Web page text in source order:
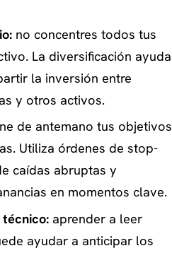
no concentres todos tus
La diversificación ayuda
la inversión entre
y otros activos.
de antemano tus objetivos
Utiliza órdenes de stop-
caídas abruptas y
en momentos clave.
aprender a leer
ayudar a anticipar los